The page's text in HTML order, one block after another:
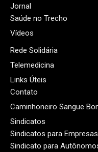
Jornal
Saúde no Trecho
Vídeos
Rede Solidária
Telemedicina
Links Úteis
Contato
Caminhoneiro Sangue
Sindicatos
Sindicatos para Empresas
Sindicato para